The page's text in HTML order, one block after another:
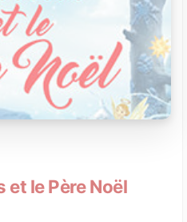
le Père Noël